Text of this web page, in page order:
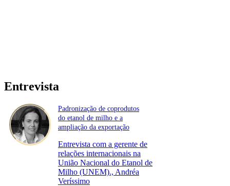
Entrevista
Padronização de coprodutos
do etanol de milho e a
ampliação da exportação
Entrevista com a gerente de
relações internacionais na
União Nacional do Etanol de
Milho (UNEM)., Andréa
Veríssimo